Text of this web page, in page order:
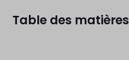
Table des matières